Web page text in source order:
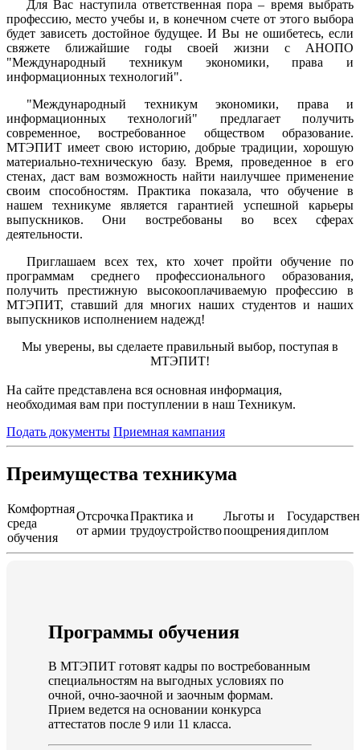
Для Вас наступила ответственная пора – время выбрать
профессию, место учебы и, в конечном счете от этого выбора
будет зависеть достойное будущее. И Вы не ошибетесь, если
свяжете ближайшие годы своей жизни с АНОПО
"Международный техникум экономики, права и
информационных технологий".
"Международный техникум экономики, права и
информационных технологий" предлагает получить
современное, востребованное обществом образование.
МТЭПИТ имеет свою историю, добрые традиции, хорошую
материально-техническую базу. Время, проведенное в его
стенах, даст вам возможность найти наилучшее применение
своим способностям. Практика показала, что обучение в
нашем техникуме является гарантией успешной карьеры
выпускников. Они востребованы во всех сферах
деятельности.
Приглашаем всех тех, кто хочет пройти обучение по
программам среднего профессионального образования,
получить престижную высокооплачиваемую профессию в
МТЭПИТ, ставший для многих наших студентов и наших
выпускников исполнением надежд!
Мы уверены, вы сделаете правильный выбор, поступая в
МТЭПИТ!
На сайте представлена вся основная информация,
необходимая вам при поступлении в наш Техникум.
Подать документы Приемная кампания
Преимущества техникума
Комфортная
среда
обучения
Отсрочка
от армии
Практика и
трудоустройство
Льготы и
поощрениядиплом
Программы обучения
В МТЭПИТ готовят кадры по востребованным
специальностям на выгодных условиях по
очной, очно-заочной и заочным формам.
Прием ведется на основании конкурса
аттестатов после 9 или 11 класса.